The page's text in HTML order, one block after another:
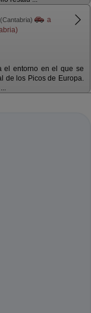
(Cantabria)
a
el entorno en el que se
de los Picos de Europa.